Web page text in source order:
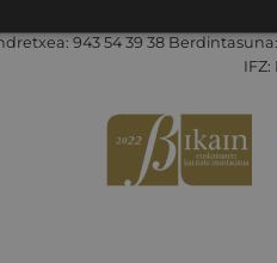
943 54 39 38
IFZ: